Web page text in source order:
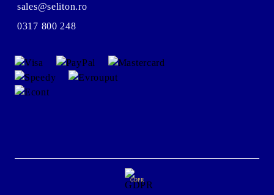
sales@seliton.ro
0317 800 248
GDPR